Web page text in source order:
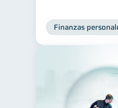
Finanzas